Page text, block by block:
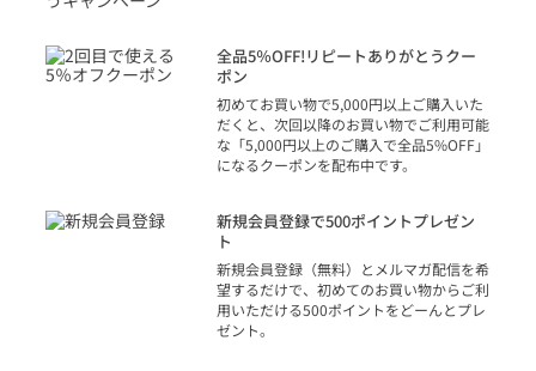
全品5％OFF!リピートありがとうクー
ポン
初めてお買い物で5,000円以上ご購入いた
だくと、次回以降のお買い物でご利用可能
な「5,000円以上のご購入で全品5%OFF」
になるクーポンを配布中です。
新規会員登録で500ポイントプレゼン
ト
新規会員登録（無料）とメルマガ配信を希
望するだけで、初めてのお買い物からご利
用いただける500ポイントをどーんとプレ
ゼント。